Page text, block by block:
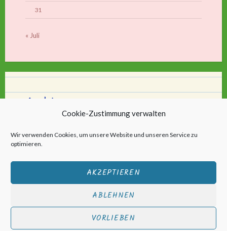
Cookie-Zustimmung verwalten
Wir verwenden Cookies, um unsere Website und unseren Service zu
optimieren.
AKZEPTIEREN
ABLEHNEN
VORLIEBEN
31
« Juli
Archiv
Stolz bereitgestellt von WordPress | Theme: Scratchpad von
Automattic.